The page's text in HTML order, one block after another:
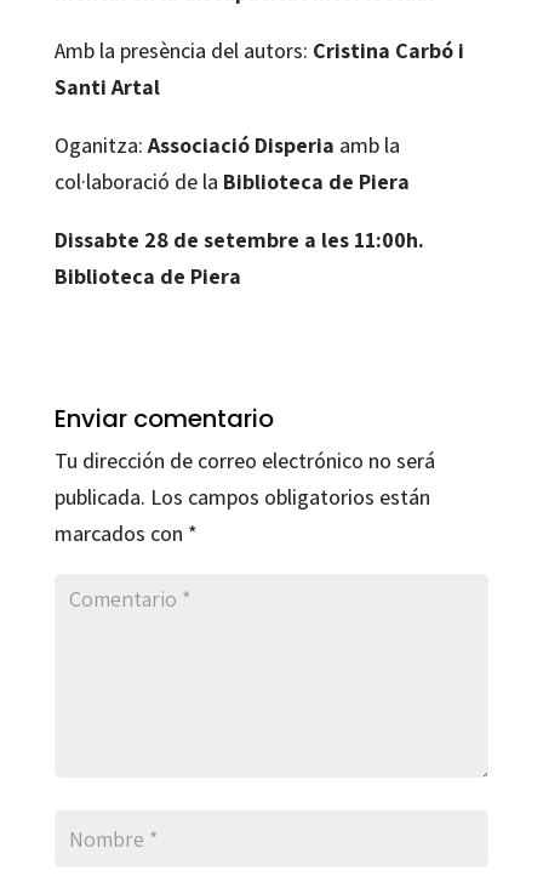
Amb la presència del autors: Cristina Carbó i
Santi Artal
Oganitza:Associació Disperia amb la
col·laboració de la Biblioteca de Piera
Dissabte 28 de setembre a les 11:00h.
Biblioteca de Piera
Enviar comentario
Tu dirección de correo electrónico no será
publicada. Los campos obligatorios están
marcados con *